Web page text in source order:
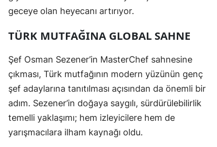
geceye olan heyecanı artırıyor.
TÜRK MUTFAĞINA GLOBAL SAHNE
Şef Osman Sezener’in MasterChef sahnesine
çıkması, Türk mutfağının modern yüzünün genç
şef adaylarına tanıtılması açısından da önemli bir
adım. Sezener’in doğaya saygılı, sürdürülebilirlik
temelli yaklaşımı; hem izleyicilere hem de
yarışmacılara ilham kaynağı oldu.